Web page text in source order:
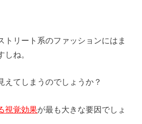
トリート系のファッションにはま
しね。
えてしまうのでしょうか？
視覚効果が最も大きな要因でしょ